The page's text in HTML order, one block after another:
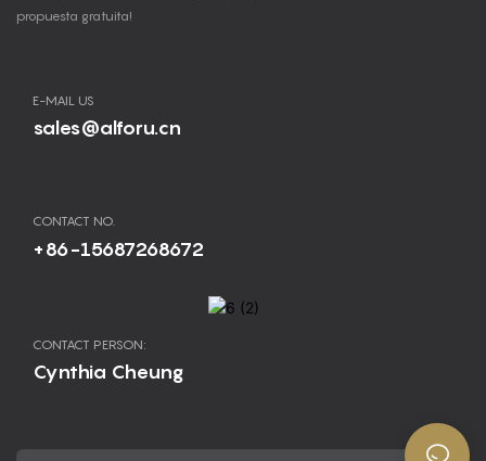
propuesta gratuita!
E-MAIL US
sales@alforu.cn
CONTACT NO.
+86-15687268672
CONTACT PERSON:
Cynthia Cheung